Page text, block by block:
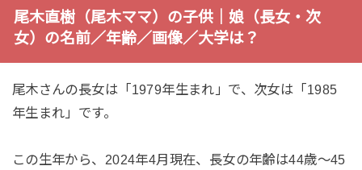
尾木直樹（尾木ママ）の子供｜娘（長女・次
女）の名前／年齢／画像／大学は？
尾木さんの長女は「1979年生まれ」で、次女は「1985
年生まれ」です。
この生年から、2024年4月現在、長女の年齢は44歳～45